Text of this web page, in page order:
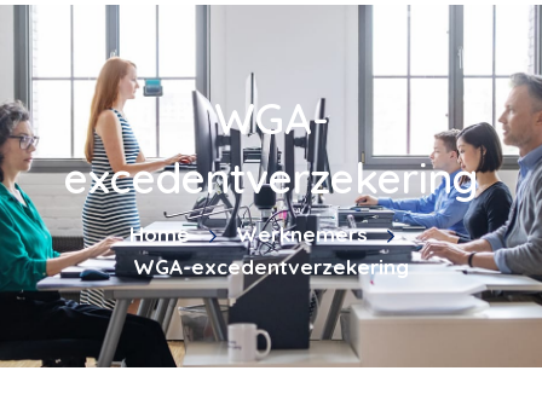
WGA-
excedentverzekering
Home
Werknemers
WGA-excedentverzekering